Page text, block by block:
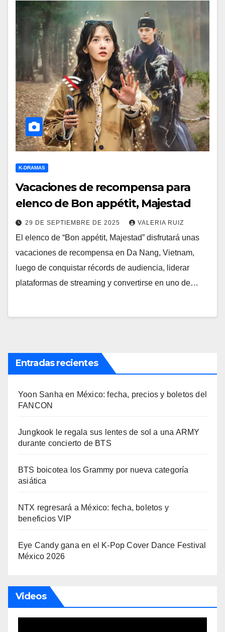
K-DRAMAS
Vacaciones de recompensa para
elenco de Bon appétit, Majestad
29 DE SEPTIEMBRE DE 2025 VALERIA RUIZ
El elenco de “Bon appétit, Majestad” disfrutará unas
vacaciones de recompensa en Da Nang, Vietnam,
luego de conquistar récords de audiencia, liderar
plataformas de streaming y convertirse en uno de…
Entradas recientes
Yoon Sanha en México: fecha, precios y boletos del
FANCON
Jungkook le regala sus lentes de sol a una ARMY
durante concierto de BTS
BTS boicotea los Grammy por nueva categoría
asiática
NTX regresará a México: fecha, boletos y
beneficios VIP
Eye Candy gana en el K-Pop Cover Dance Festival
México 2026
Videos